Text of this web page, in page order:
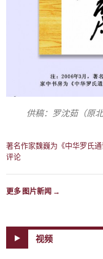
供稿：罗沈茹（原
著名作家魏巍为《中华罗氏
评论
更多 图片新闻 →
视频